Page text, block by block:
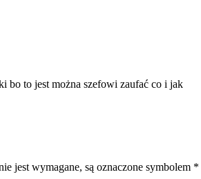
bo to jest można szefowi zaufać co i jak
jest wymagane, są oznaczone symbolem *